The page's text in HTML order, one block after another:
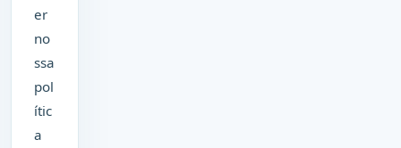
er
no
ssa
pol
ític
a